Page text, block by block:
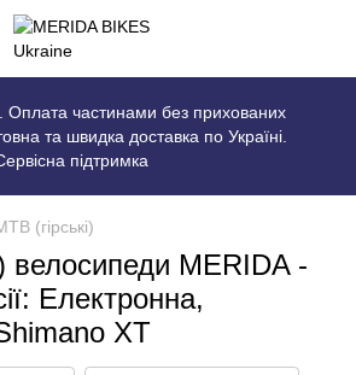
Оплата частинами без прихованих
та швидка доставка по Україні.
підтримка
(гірські)
велосипеди MERIDA -
Електронна,
XT